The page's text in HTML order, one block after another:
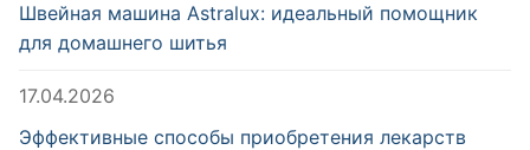
Швейная машина Astralux: идеальный помощник
для домашнего шитья
17.04.2026
Эффективные способы приобретения лекарств